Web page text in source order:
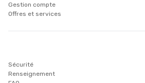
Gestion compte
Offres et services
Sécurité
Renseignement